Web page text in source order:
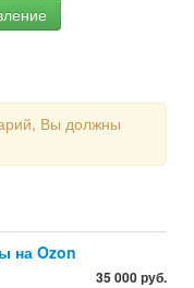
Вы должны
на Ozon
35 000 руб.